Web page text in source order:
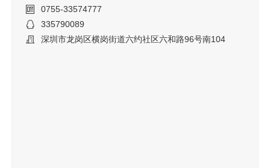
0755-33574777
335790089
深圳市龙岗区横岗街道六约社区六和路96号南104